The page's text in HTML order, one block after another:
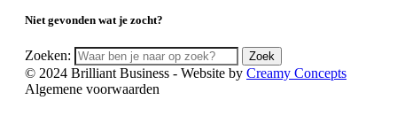
Niet gevonden wat je zocht?
Zoeken: Zoek
© 2024 Brilliant Business - Website by Creamy Concepts
Algemene voorwaarden